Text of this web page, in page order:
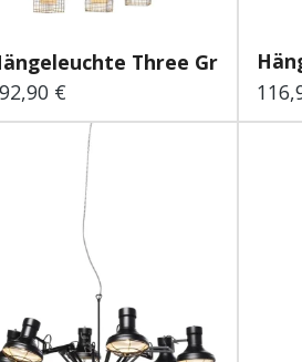
Three Grids
Preis:
€